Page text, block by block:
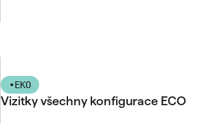
•EKO
Vizitky všechny konfigurace ECO